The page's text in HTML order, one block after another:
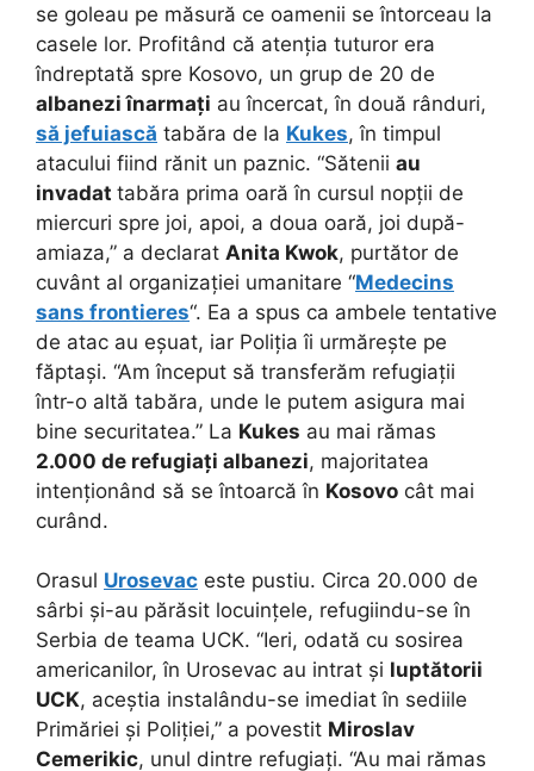
se goleau pe măsură ce oamenii se întorceau la
casele lor. Profitând că atenția tuturor era
îndreptată spre Kosovo, un grup de 20 de
albanezi înarmați au încercat, în două rânduri,
să jefuiască tabăra de la Kukes, în timpul
atacului fiind rănit un paznic. “Sătenii au
invadat tabăra prima oară în cursul nopții de
miercuri spre joi, apoi, a doua oară, joi după-
amiaza,” a declarat Anita Kwok, purtător de
cuvânt al organizației umanitare “Medecins
sans frontieres“. Ea a spus ca ambele tentative
de atac au eșuat, iar Poliția îi urmărește pe
făptași. “Am început să transferăm refugiații
într-o altă tabăra, unde le putem asigura mai
bine securitatea.” La Kukes au mai rămas
2.000 de refugiați albanezi, majoritatea
intenționând să se întoarcă în Kosovo cât mai
curând.
Orasul Urosevac este pustiu. Circa 20.000 de
sârbi și-au părăsit locuințele, refugiindu-se în
Serbia de teama UCK. “Ieri, odată cu sosirea
americanilor, în Urosevac au intrat și luptătorii
UCK, aceștia instalându-se imediat în sediile
Primăriei și Poliției,” a povestit Miroslav
Cemerikic, unul dintre refugiați. “Au mai rămas